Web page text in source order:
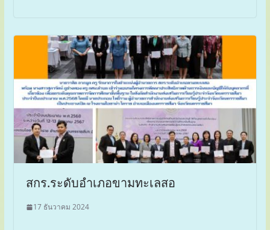
สกร.ระดับอำเภอขามทะเลสอ
17 ธันวาคม 2024